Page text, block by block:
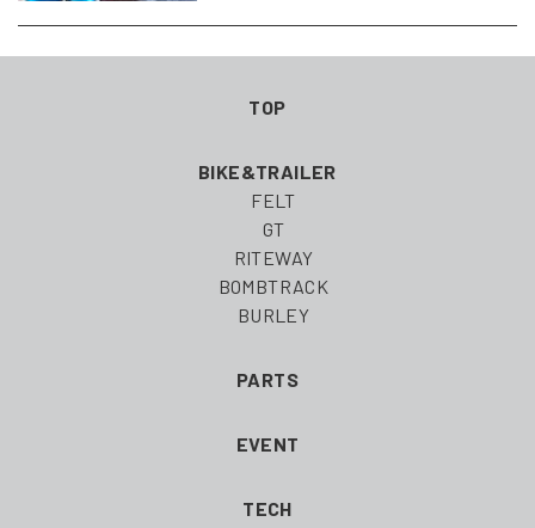
TOP
BIKE&TRAILER
FELT
GT
RITEWAY
BOMBTRACK
BURLEY
PARTS
EVENT
TECH